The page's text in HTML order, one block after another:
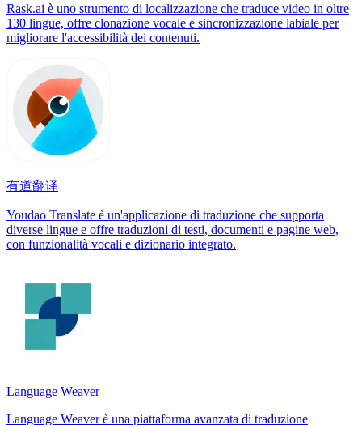
Rask.ai è uno strumento di localizzazione che traduce video in oltre
130 lingue, offre clonazione vocale e sincronizzazione labiale per
migliorare l'accessibilità dei contenuti.
有道翻译
Youdao Translate è un'applicazione di traduzione che supporta
diverse lingue e offre traduzioni di testi, documenti e pagine web,
con funzionalità vocali e dizionario integrato.
Language Weaver
Language Weaver è una piattaforma avanzata di traduzione